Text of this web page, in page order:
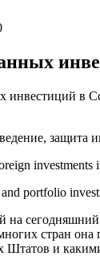
инвестиций
portfolio
стран
и